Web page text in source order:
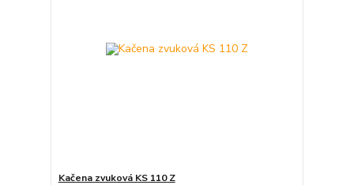
Kačena zvuková KS 110 Z